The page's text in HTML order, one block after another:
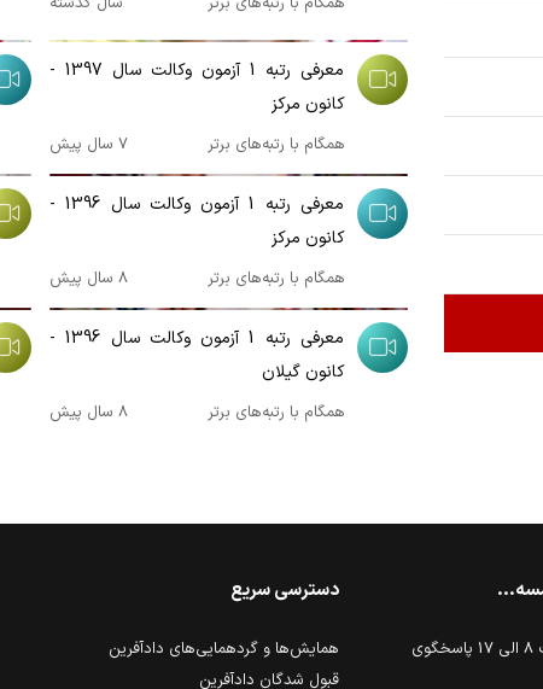
00:02:29
معرفی رتبه 1 آزمون وکالت سال 1397 -
کانون مرکز
همگام با رتبه‌های برتر 7 سال پیش 00:06:32
معرفی رتبه 1 آزمون وکالت سال 1396 -
کانون مرکز
همگام با رتبه‌های برتر 8 سال پیش 00:05:10
معرفی رتبه 1 آزمون وکالت سال 1396 -
کانون گیلان
همگام با رتبه‌های برتر 8 سال پیش
در روزهای اداری، از ساعت 8 الی 17 پاسخگوی
دسترسی سریع
همایش‌ها و گردهمایی‌های دادآفرین
قبول شدگان دادآفرین